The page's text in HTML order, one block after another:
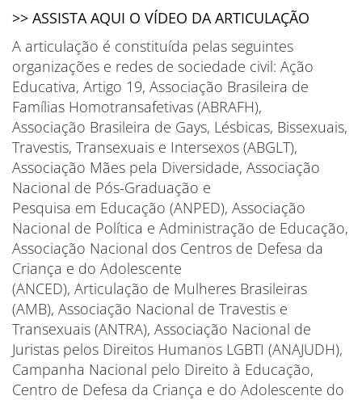
>> ASSISTA AQUI O VÍDEO DA ARTICULAÇÃO
A articulação é constituída pelas seguintes
organizações e redes de sociedade civil: Ação
Educativa, Artigo 19, Associação Brasileira de
Famílias Homotransafetivas (ABRAFH),
Associação Brasileira de Gays, Lésbicas, Bissexuais,
Travestis, Transexuais e Intersexos (ABGLT),
Associação Mães pela Diversidade, Associação
Nacional de Pós-Graduação e
Pesquisa em Educação (ANPED), Associação
Nacional de Política e Administração de Educação,
Associação Nacional dos Centros de Defesa da
Criança e do Adolescente
(ANCED), Articulação de Mulheres Brasileiras
(AMB), Associação Nacional de Travestis e
Transexuais (ANTRA), Associação Nacional de
Juristas pelos Direitos Humanos LGBTI (ANAJUDH),
Campanha Nacional pelo Direito à Educação,
Centro de Defesa da Criança e do Adolescente do